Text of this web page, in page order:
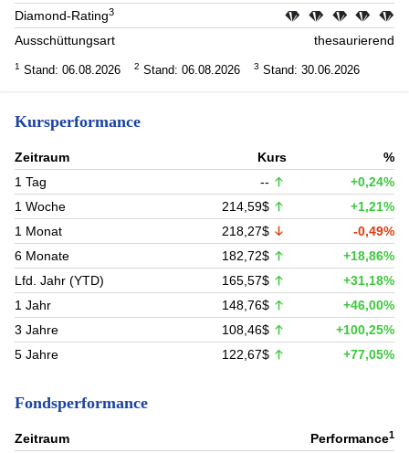
Diamond-Rating3
Ausschüttungsart thesaurierend
1 Stand: 06.08.2026 2 Stand: 06.08.2026 3 Stand: 30.06.2026
Kursperformance
Zeitraum Kurs
%
1 Tag
--
+0,24%
1 Woche
214,59$
+1,21%
1 Monat
218,27$
-0,49%
6 Monate
182,72$
+18,86%
Lfd. Jahr (YTD)
165,57$
+31,18%
1 Jahr
148,76$
+46,00%
3 Jahre
108,46$
+100,25%
5 Jahre
122,67$ +77,05%
Fondsperformance
Zeitraum Performance1